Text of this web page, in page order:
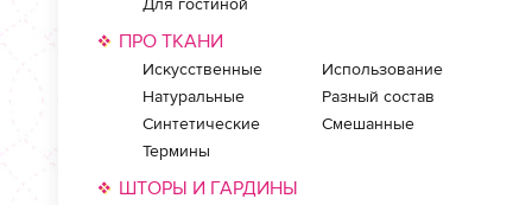
Для гостиной
ПРО ТКАНИ
Искусственные
Использование
Натуральные
Разный состав
Синтетические
Смешанные
Термины
ШТОРЫ И ГАРДИНЫ